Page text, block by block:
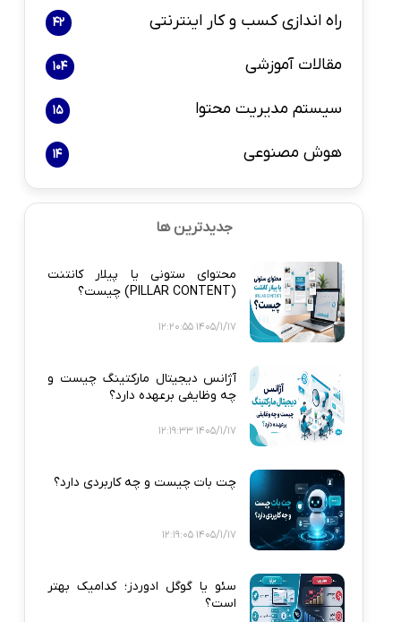
راه اندازی کسب و کار اینترنتی 42
مقالات آموزشی 104
سیستم مدیریت محتوا 15
هوش مصنوعی 14
جدیدترین ها
محتوای ستونی یا پیلار کانتنت
(PILLAR CONTENT) چیست؟
1405/1/17 12:20:55
آژانس دیجیتال مارکتینگ چیست و
چه وظایفی برعهده دارد؟
1405/1/17 12:19:33
چت بات چیست و چه کاربردی دارد؟
1405/1/17 12:19:05
سئو یا گوگل ادوردز؛ کدامیک بهتر
است؟